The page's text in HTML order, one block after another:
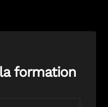
formation